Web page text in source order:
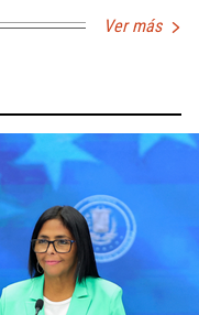
Ver más